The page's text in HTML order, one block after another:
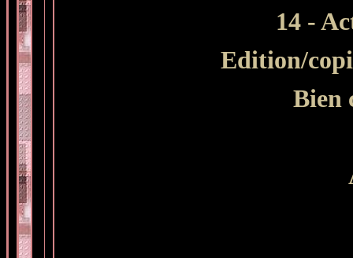
14 -
Edition/
Bien